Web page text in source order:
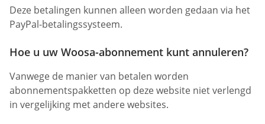
Deze betalingen kunnen alleen worden gedaan via het
PayPal-betalingssysteem.
Hoe u uw Woosa-abonnement kunt annuleren?
Vanwege de manier van betalen worden
abonnementspakketten op deze website niet verlengd
in vergelijking met andere websites.